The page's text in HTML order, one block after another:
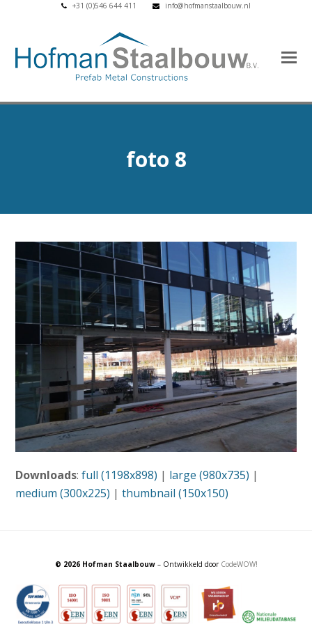
+31 (0)546 644 411 info@hofmanstaalbouw.nl
foto 8
Downloads:full (1198x898) | large (980x735) |
medium (300x225) |thumbnail (150x150)
© 2026 Hofman Staalbouw– Ontwikkeld door CodeWOW!